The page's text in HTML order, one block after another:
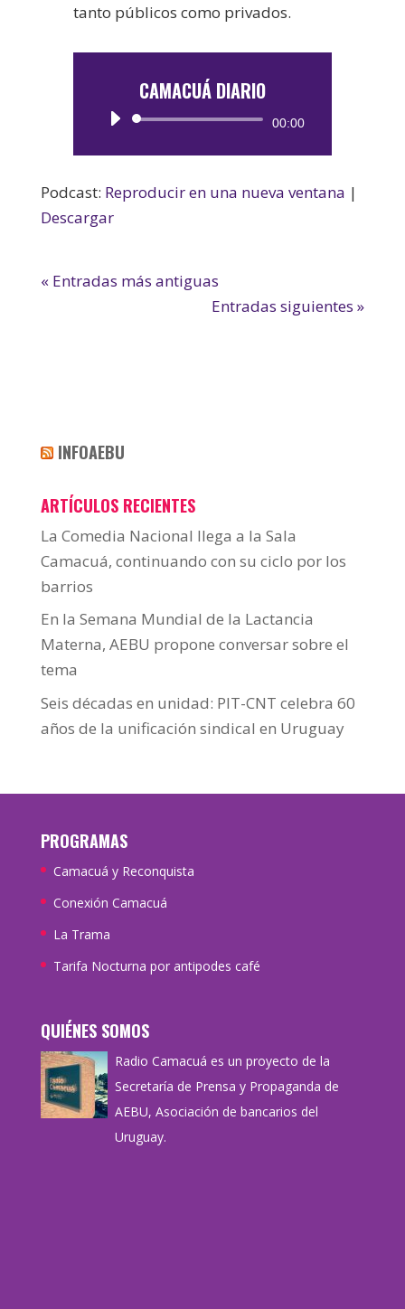
tanto públicos como privados.
CAMACUÁ DIARIO
Reproductor
00:00
Podcast: Reproducir en una nueva ventana |
Descargar
« Entradas más antiguas
Entradas siguientes »
INFOAEBU
ARTÍCULOS RECIENTES
La Comedia Nacional llega a la Sala
Camacuá, continuando con su ciclo por los
barrios
En la Semana Mundial de la Lactancia
Materna, AEBU propone conversar sobre el
tema
Seis décadas en unidad: PIT-CNT celebra 60
años de la unificación sindical en Uruguay
PROGRAMAS
Camacuá y Reconquista
Conexión Camacuá
La Trama
Tarifa Nocturna por antipodes café
QUIÉNES SOMOS
Radio Camacuá es un proyecto de la
Secretaría de Prensa y Propaganda de
AEBU, Asociación de bancarios del
Uruguay.